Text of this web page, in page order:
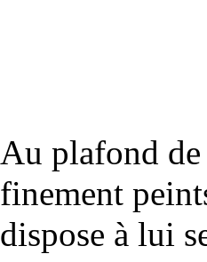
Au plafond de
finement
dispose à lui